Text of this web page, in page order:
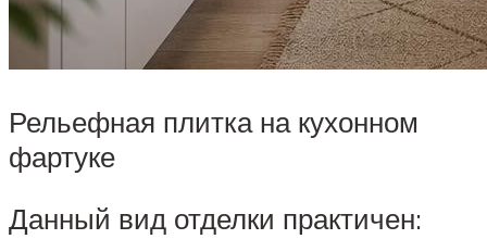
Рельефная плитка на кухонном
фартуке
Данный вид отделки практичен: